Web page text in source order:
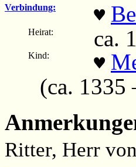
Verbindung: ♥
Heirat: ca.
Kind: ♥
(ca. 1335
Ritter, Herr